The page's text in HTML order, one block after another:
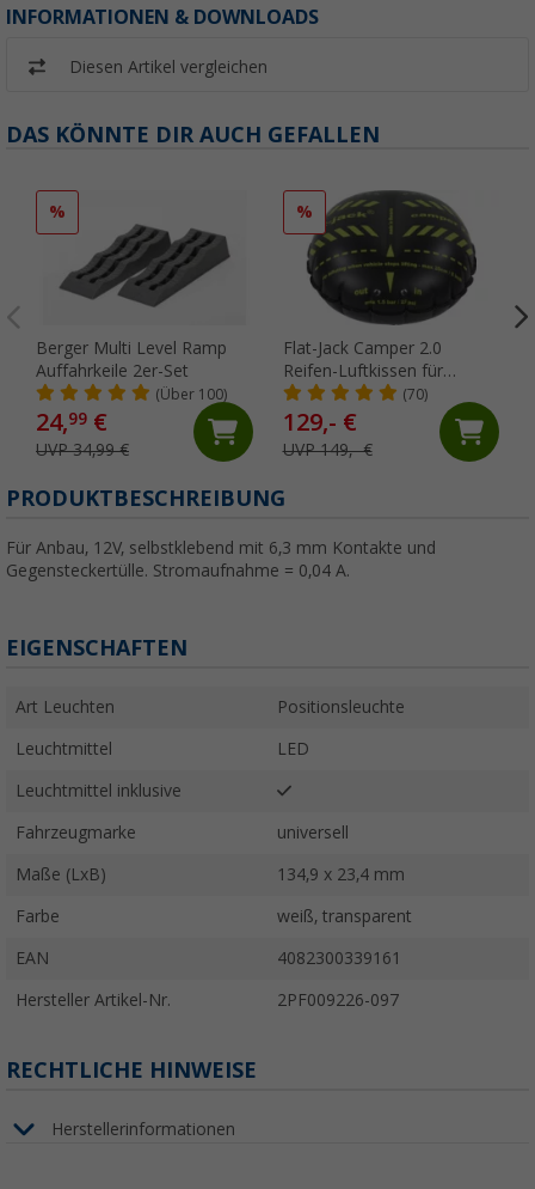
INFORMATIONEN & DOWNLOADS
Diesen Artikel vergleichen
DAS KÖNNTE DIR AUCH GEFALLEN
%
Berger Multi Level Ramp
Auffahrkeile 2er-Set
(Über 100)
24,99 €
UVP 34,99 €
%
Flat-Jack Camper 2.0
Reifen-Luftkissen für
Fahrzeuge bis 6 Tonnen &
bis 305 mm Reifenbreite
(70)
129,- €
UVP 149,- €
PRODUKTBESCHREIBUNG
Für Anbau, 12V, selbstklebend mit 6,3 mm Kontakte und
Gegensteckertülle. Stromaufnahme = 0,04 A.
EIGENSCHAFTEN
Art Leuchten Positionsleuchte
Leuchtmittel LED
Leuchtmittel inklusive
Fahrzeugmarke universell
Maße (LxB) 134,9 x 23,4 mm
Farbe weiß, transparent
EAN 4082300339161
Hersteller Artikel-Nr. 2PF009226-097
RECHTLICHE HINWEISE
Herstellerinformationen